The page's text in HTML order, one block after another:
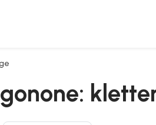
im fuili-canyon mit transfer